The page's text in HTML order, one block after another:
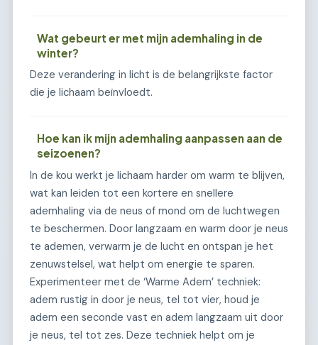
Wat gebeurt er met mijn ademhaling in de
winter?
Deze verandering in licht is de belangrijkste factor
die je lichaam beïnvloedt.
Hoe kan ik mijn ademhaling aanpassen aan de
seizoenen?
In de kou werkt je lichaam harder om warm te blijven,
wat kan leiden tot een kortere en snellere
ademhaling via de neus of mond om de luchtwegen
te beschermen. Door langzaam en warm door je neus
te ademen, verwarm je de lucht en ontspan je het
zenuwstelsel, wat helpt om energie te sparen.
Experimenteer met de ‘Warme Adem’ techniek:
adem rustig in door je neus, tel tot vier, houd je
adem een seconde vast en adem langzaam uit door
je neus, tel tot zes. Deze techniek helpt om je